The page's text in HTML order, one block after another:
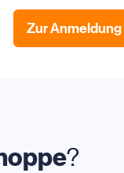
Zur Anmeldung
?